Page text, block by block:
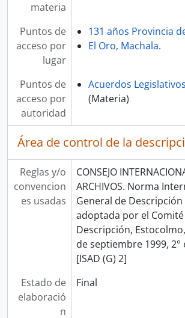
materia
Puntos de
acceso por
lugar
131 años Provincia
El Oro, Machala.
Puntos de
acceso por
autoridad
Acuerdos
(Materia)
Área de control de la
Reglas y/o
convencion
es usadas
CONSEJO
ARCHIVOS. Norma
General de
adoptada por el
Descripción,
de septiembre 1999, 2°
[ISAD (G) 2]
Estado de
elaboració
n
Final